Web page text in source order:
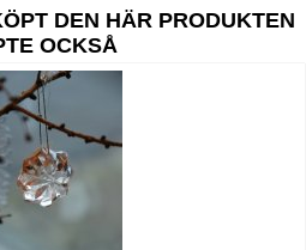
DEN HÄR PRODUKTEN
OCKSÅ